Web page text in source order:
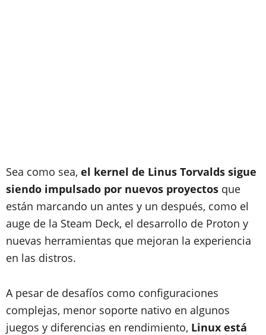
Sea como sea, el kernel de Linus Torvalds sigue
siendo impulsado por nuevos proyectos que
están marcando un antes y un después, como el
auge de la Steam Deck, el desarrollo de Proton y
nuevas herramientas que mejoran la experiencia
en las distros.
A pesar de desafíos como configuraciones
complejas, menor soporte nativo en algunos
juegos y diferencias en rendimiento, Linux está